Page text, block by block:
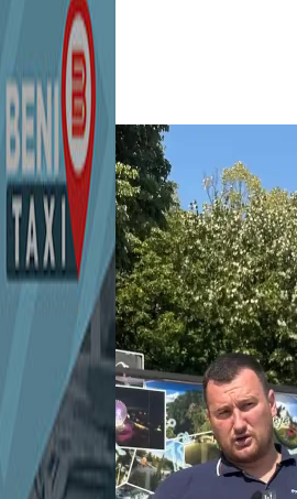
септембар 4, 2024